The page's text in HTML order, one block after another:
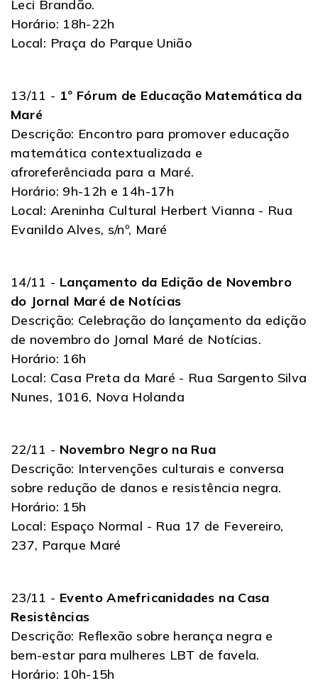
Leci Brandão.
Horário: 18h-22h
Local: Praça do Parque União
13/11 - 1º Fórum de Educação Matemática da
Maré
Descrição: Encontro para promover educação
matemática contextualizada e
afroreferênciada para a Maré.
Horário: 9h-12h e 14h-17h
Local: Areninha Cultural Herbert Vianna - Rua
Evanildo Alves, s/nº, Maré
14/11 - Lançamento da Edição de Novembro
do Jornal Maré de Notícias
Descrição: Celebração do lançamento da edição
de novembro do Jornal Maré de Notícias.
Horário: 16h
Local: Casa Preta da Maré - Rua Sargento Silva
Nunes, 1016, Nova Holanda
22/11 - Novembro Negro na Rua
Descrição: Intervenções culturais e conversa
sobre redução de danos e resistência negra.
Horário: 15h
Local: Espaço Normal - Rua 17 de Fevereiro,
237, Parque Maré
23/11 - Evento Amefricanidades na Casa
Resistências
Descrição: Reflexão sobre herança negra e
bem-estar para mulheres LBT de favela.
Horário: 10h-15h